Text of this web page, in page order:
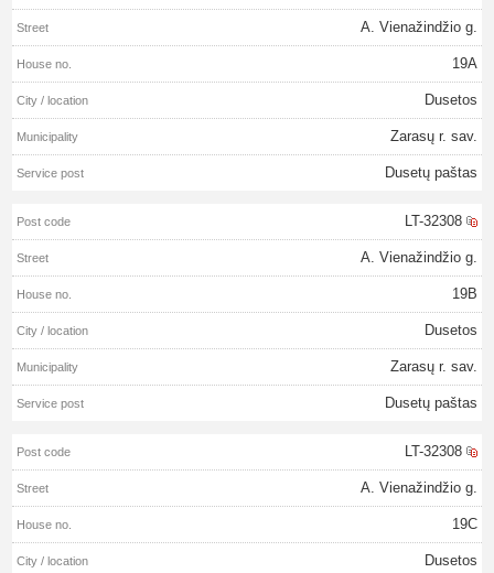
A. Vienažindžio g.
19A
Dusetos
Zarasų r. sav.
Dusetų paštas
LT-32308
A. Vienažindžio g.
19B
Dusetos
Zarasų r. sav.
Dusetų paštas
LT-32308
A. Vienažindžio g.
19C
Dusetos